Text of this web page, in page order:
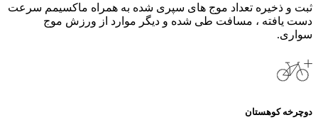
ثبت و ذخیره تعداد موج های سپری شده به همراه ماکسیمم سرعت
دست یافته ، مسافت طی شده و دیگر موارد از ورزش موج
سواری.
دوچرخه کوهستان